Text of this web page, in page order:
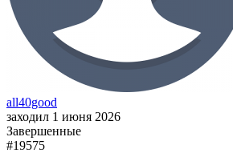
all40good
заходил 1 июня 2026
Завершенные
#19575